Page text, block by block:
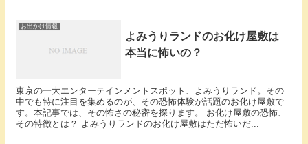
お出かけ情報
よみうりランドのお化け屋敷は
本当に怖いの？
東京の一大エンターテインメントスポット、よみうりランド。その
中でも特に注目を集めるのが、その恐怖体験が話題のお化け屋敷で
す。本記事では、その怖さの秘密を探ります。 お化け屋敷の恐怖、
その特徴とは？ よみうりランドのお化け屋敷はただ怖いだ...